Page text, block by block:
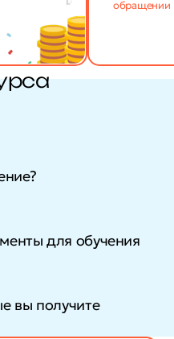
обращении
для обучения
вы получите